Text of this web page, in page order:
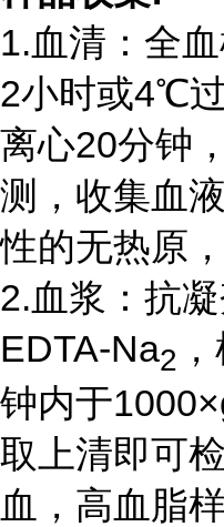
1.血清：全
2小时或4℃
离心20分钟
测，收集血
性的无热原
2.血浆：抗
EDTA-Na2
钟内于1000×
取上清即可
血，高血脂样